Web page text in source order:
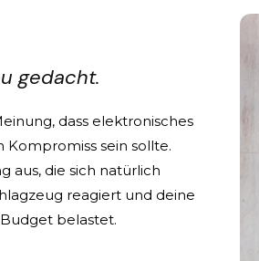
gedacht.
dass elektronisches
Kompromiss sein sollte.
aus, die sich natürlich
reagiert und deine
belastet.